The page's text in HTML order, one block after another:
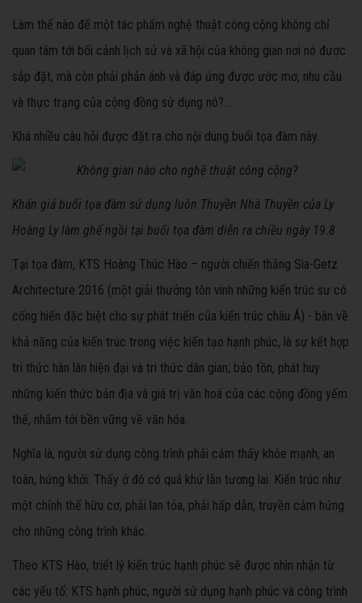
Làm thế nào để một tác phẩm nghệ thuật công cộng không chỉ
quan tâm tới bối cảnh lịch sử và xã hội của không gian nơi nó được
sắp đặt, mà còn phải phản ánh và đáp ứng được ước mơ, nhu cầu
và thực trạng của cộng đồng sử dụng nó?...
Khá nhiều câu hỏi được đặt ra cho nội dung buổi tọa đàm này.
Khán giả buổi tọa đàm sử dụng luôn Thuyền Nhà Thuyền của Ly
Hoàng Ly làm ghế ngồi tại buổi tọa đàm diễn ra chiều ngày 19.8
Tại tọa đàm, KTS Hoàng Thúc Hào – người chiến thắng Sia-Getz
Architecture 2016 (một giải thưởng tôn vinh những kiến trúc sư có
cống hiến đặc biệt cho sự phát triển của kiến trúc châu Á) - bàn về
khả năng của kiến trúc trong việc kiến tạo hạnh phúc, là sự kết hợp
tri thức hàn lân hiện đại và tri thức dân gian; bảo tồn, phát huy
những kiến thức bản địa và giá trị văn hoá của các cộng đồng yếm
thế, nhắm tới bền vững về văn hóa.
Nghĩa là, người sử dụng công trình phải cảm thấy khỏe mạnh, an
toàn, hứng khởi. Thấy ở đó có quá khứ lẫn tương lai. Kiến trúc như
một chỉnh thể hữu cơ, phải lan tỏa, phải hấp dẫn, truyền cảm hứng
cho những công trình khác.
Theo KTS Hào, triết lý kiến trúc hạnh phúc sẽ được nhìn nhận từ
các yếu tố: KTS hạnh phúc, người sử dụng hạnh phúc và công trình